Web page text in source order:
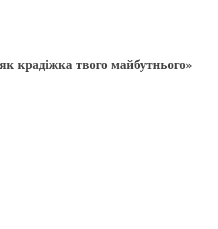
крадіжка твого майбутнього»